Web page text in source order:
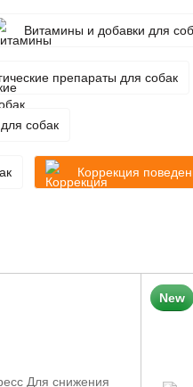
Витамины и добавки для
препараты для собак
собак
Коррекция
New